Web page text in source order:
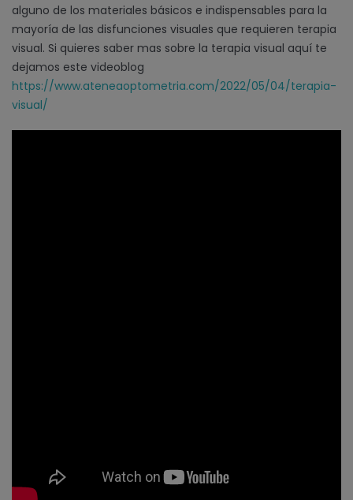
alguno de los materiales básicos e indispensables para la
mayoría de las disfunciones visuales que requieren terapia
visual. Si quieres saber mas sobre la terapia visual aquí te
dejamos este videoblog
https://www.ateneaoptometria.com/2022/05/04/terapia-
visual/